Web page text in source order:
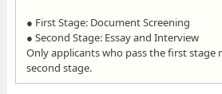
● First Stage: Document Screening
● Second Stage: Essay and Interview
Only applicants who pass the first stage
second stage.